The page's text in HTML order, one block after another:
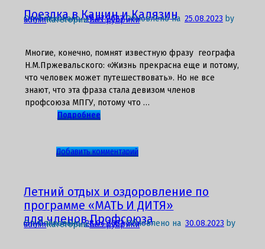
раз
–
первый
класс!
Поездка в Кашин и Калязин
Опубликовано19.07.2023Обновлено на 25.08.2023 by
adminКатегории:Без рубрики
Многие, конечно, помнят известную фразу географа
Н.М.Пржевальского: «Жизнь прекрасна еще и потому,
что человек может путешествовать». Но не все
знают, что эта фраза стала девизом членов
профсоюза МПГУ, потому что …
Подробнее
Добавить комментарийк
в
Кашин
и
Калязин
Летний отдых и оздоровление по
программе «МАТЬ И ДИТЯ»
для членов Профсоюза
Опубликовано28.04.2023Обновлено на 30.08.2023 by
adminКатегории:Без рубрики